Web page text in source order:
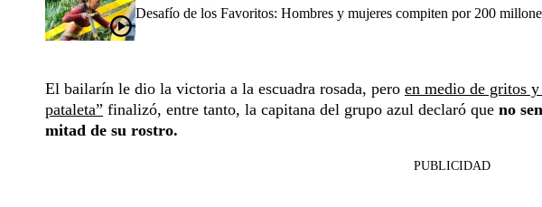
Desafío de los Favoritos: Hombres y mujeres compiten por 200
El bailarín le dio la victoria a la escuadra rosada, pero en medio de gritos
pataleta” finalizó, entre tanto, la capitana del grupo azul declaró que no
mitad de su rostro.
PUBLICIDAD